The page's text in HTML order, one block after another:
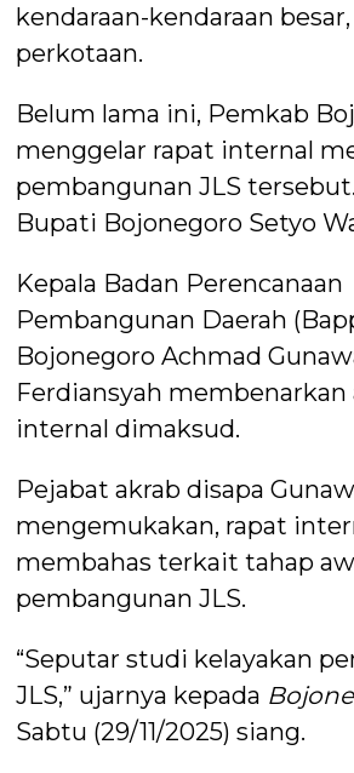
kendaraan-kendaraan
perkotaan.
Belum lama ini, Pemkab
menggelar rapat internal
pembangunan JLS
Bupati Bojonegoro Setyo
Kepala Badan Perencanaan
Pembangunan Daerah
Bojonegoro Achmad
Ferdiansyah membenarkan
internal dimaksud.
Pejabat akrab disapa
mengemukakan, rapat
membahas terkait tahap
pembangunan JLS.
“Seputar studi kelayakan
JLS,” ujarnya kepada
Sabtu (29/11/2025) siang.